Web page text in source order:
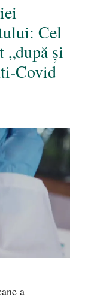
Cel
„după şi
Covid
a